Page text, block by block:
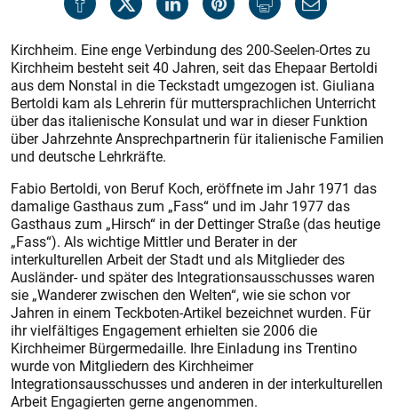
Kirchheim. Eine enge Verbindung des 200-Seelen-Ortes zu
Kirchheim besteht seit 40 Jahren, seit das Ehepaar Bertoldi
aus dem Nonstal in die Teckstadt umgezogen ist. Giuliana
Bertoldi kam als Lehrerin für muttersprachlichen Unterricht
über das italienische Konsulat und war in dieser Funktion
über Jahrzehnte Ansprechpartnerin für italienische Familien
und deutsche Lehrkräfte.
Fabio Bertoldi, von Beruf Koch, eröffnete im Jahr 1971 das
damalige Gasthaus zum „Fass“ und im Jahr 1977 das
Gasthaus zum „Hirsch“ in der Dettinger Straße (das heutige
„Fass“). Als wichtige Mittler und Berater in der
interkulturellen Arbeit der Stadt und als Mitglieder des
Ausländer- und später des Integrationsausschusses waren
sie „Wanderer zwischen den Welten“, wie sie schon vor
Jahren in einem Teckboten-Artikel bezeichnet wurden. Für
ihr vielfältiges Engagement erhielten sie 2006 die
Kirchheimer Bürgermedaille. Ihre Einladung ins Trentino
wurde von Mitgliedern des Kirchheimer
Integrationsausschusses und anderen in der interkulturellen
Arbeit Engagierten gerne angenommen.